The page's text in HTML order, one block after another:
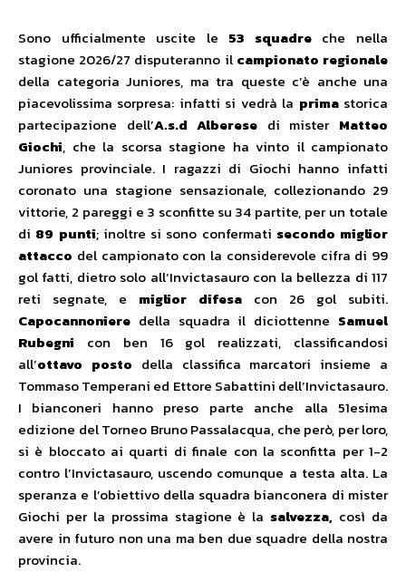
Sono ufficialmente uscite le 53 squadreche nella
stagione 2026/27 disputeranno il campionato regionale
della categoria Juniores, ma tra queste c’è anche una
piacevolissima sorpresa: infatti si vedrà la primastorica
partecipazione dell’A.s.d Alberese di mister Matteo
Giochi, che la scorsa stagione ha vinto il campionato
Juniores provinciale. I ragazzi di Giochi hanno infatti
coronato una stagione sensazionale, collezionando 29
vittorie, 2 pareggi e 3 sconfitte su 34 partite, per un totale
di 89 punti; inoltre si sono confermati secondo miglior
attacco del campionato con la considerevole cifra di 99
gol fatti, dietro solo all’Invictasauro con la bellezza di 117
reti segnate, e miglior difesa con 26 gol subiti.
Capocannoniere della squadra il diciottenne Samuel
Rubegni con ben 16 gol realizzati, classificandosi
all’ottavo posto della classifica marcatori insieme a
Tommaso Temperani ed Ettore Sabattini dell’Invictasauro.
I bianconeri hanno preso parte anche alla 51esima
edizione del Torneo Bruno Passalacqua, che però, per loro,
si è bloccato ai quarti di finale con la sconfitta per 1-2
contro l’Invictasauro, uscendo comunque a testa alta. La
speranza e l’obiettivo della squadra bianconera di mister
Giochi per la prossima stagione è la salvezza, così da
avere in futuro non una ma ben due squadre della nostra
provincia.